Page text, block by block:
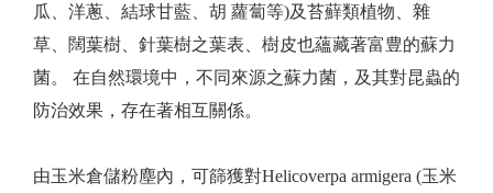
瓜、洋蔥、結球甘藍、胡 蘿蔔等)及苔蘚類植物、雜
草、闊葉樹、針葉樹之葉表、樹皮也蘊藏著富豊的蘇力
菌。 在自然環境中，不同來源之蘇力菌，及其對昆蟲的
防治效果，存在著相互關係。
由玉米倉儲粉塵內，可篩獲對Helicoverpa armigera (玉米